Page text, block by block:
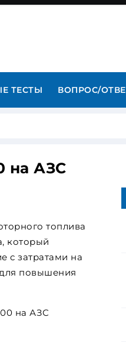
ТЕСТЫ ВОПРОС/
на АЗС
топлива
который
с затратами на
повышения
на АЗС